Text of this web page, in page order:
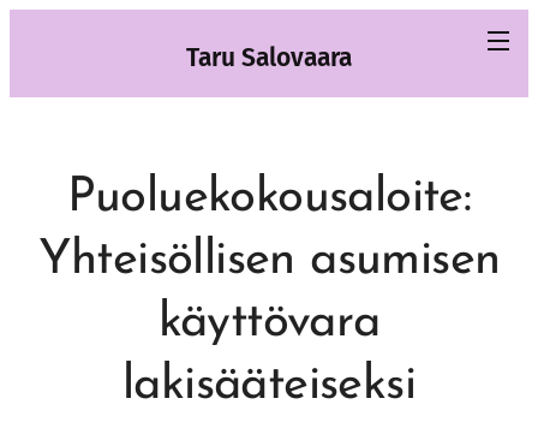
Taru Salovaara
Puoluekokousaloite:
Yhteisöllisen asumisen
käyttövara
lakisääteiseksi